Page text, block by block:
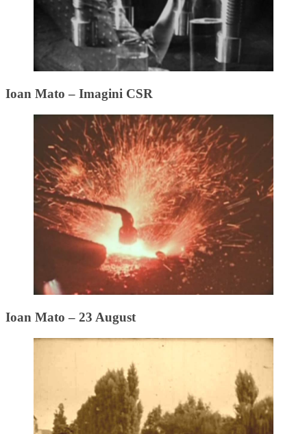
Ioan Mato – Imagini CSR
Ioan Mato – 23 August